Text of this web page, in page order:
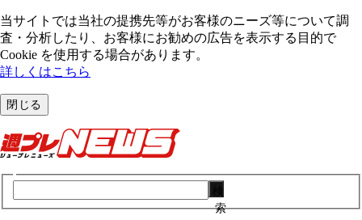
当サイトでは当社の提携先等がお客様のニーズ等について調
査・分析したり、お客様にお勧めの広告を表⽰する⽬的で
Cookie を使⽤する場合があります。
詳しくはこちら
閉じる
索